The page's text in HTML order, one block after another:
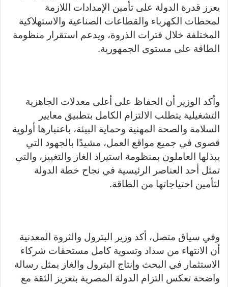
يعزز قدرة الدولة على تأمين الإمدادات اللازمة
لمحطات الكهرباء والقطاعات الصناعية والاستهلاكية
المختلفة خلال فترات الذروة، ويدعم استقرار منظومة
الطاقة على مستوى الجمهورية.
وأكد الوزير أن الحفاظ على أعلى معدلات الجاهزية
التشغيلية يتطلب الالتزام الكامل بتطبيق معايير
السلامة والصحة المهنية وحماية البيئة، باعتبارها أولوية
قصوى في جميع مواقع العمل، مشيدًا بالجهود التي
يبذلها العاملون بمنظومة استيراد الغاز والتغييز، والتي
تمثل أحد العناصر الرئيسية في نجاح خطة الدولة
لتأمين احتياجاتها من الطاقة.
وفي سياق متصل، أكد وزير البترول والثروة المعدنية
أن الانتهاء من سداد وتسوية كامل مستحقات شركاء
الاستثمار في البحث وإنتاج البترول والغاز يمثل رسالة
واضحة تعكس التزام الدولة المصرية بتعزيز الثقة مع